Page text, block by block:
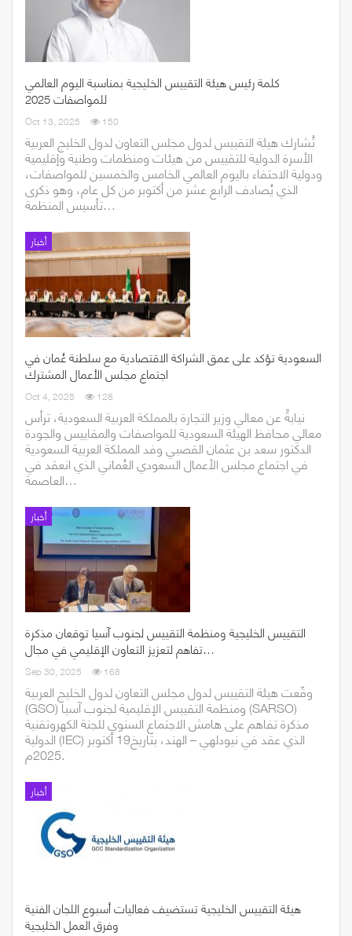
كلمة رئيس هيئة التقييس الخليجية بمناسبة اليوم العالمي
للمواصفات 2025
Oct 13, 2025 150
تُشارك هيئة التقييس لدول مجلس التعاون لدول الخليج العربية
الأسرة الدولية للتقييس من هيئات ومنظمات وطنية وإقليمية
ودولية الاحتفاء باليوم العالمي الخامس والخمسين للمواصفات،
الذي يُصادف الرابع عشر من أكتوبر من كل عام، وهو ذكرى
تأسيس المنظمة…
أخبار
السعودية تؤكد على عمق الشراكة الاقتصادية مع سلطنة عُمان في
اجتماع مجلس الأعمال المشترك
Oct 4, 2025 128
نيابةً عن معالي وزير التجارة بالمملكة العربية السعودية، ترأس
معالي محافظ الهيئة السعودية للمواصفات والمقاييس والجودة
الدكتور سعد بن عثمان القصبي وفد المملكة العربية السعودية
في اجتماع مجلس الأعمال السعودي العُماني الذي انعقد في
العاصمة…
أخبار
التقييس الخليجية ومنظمة التقييس لجنوب آسيا توقعان مذكرة
تفاهم لتعزيز التعاون الإقليمي في مجال…
Sep 30, 2025 168
وقّعت هيئة التقييس لدول مجلس التعاون لدول الخليج العربية
(GSO) ومنظمة التقييس الإقليمية لجنوب آسيا (SARSO)
مذكرة تفاهم على هامش الاجتماع السنوي للجنة الكهروتقنية
الدولية (IEC) الذي عقد في نيودلهي – الهند، بتاريخ19 أكتوبر
2025م.
أخبار
هيئة التقييس الخليجية تستضيف فعاليات أسبوع اللجان الفنية
وفرق العمل الخليجية